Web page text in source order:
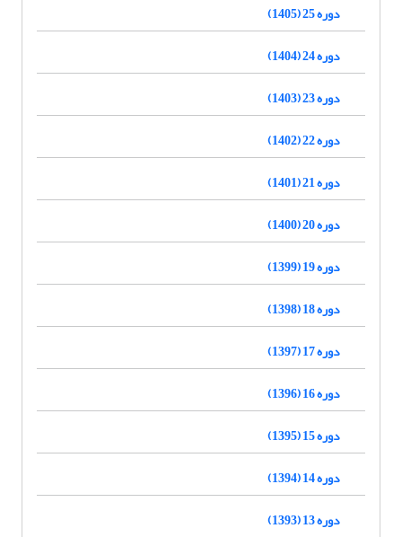
دوره 25 (1405)
دوره 24 (1404)
دوره 23 (1403)
دوره 22 (1402)
دوره 21 (1401)
دوره 20 (1400)
دوره 19 (1399)
دوره 18 (1398)
دوره 17 (1397)
دوره 16 (1396)
دوره 15 (1395)
دوره 14 (1394)
دوره 13 (1393)